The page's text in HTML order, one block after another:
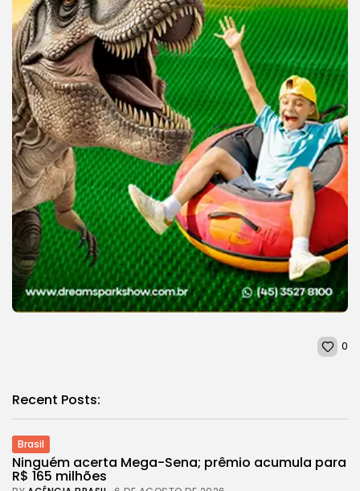
0
Recent Posts:
Brasil
Ninguém acerta Mega-Sena; prêmio acumula para
R$ 165 milhões